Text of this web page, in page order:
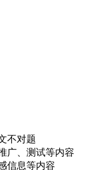
不对题
广、测试等内容
信息等内容